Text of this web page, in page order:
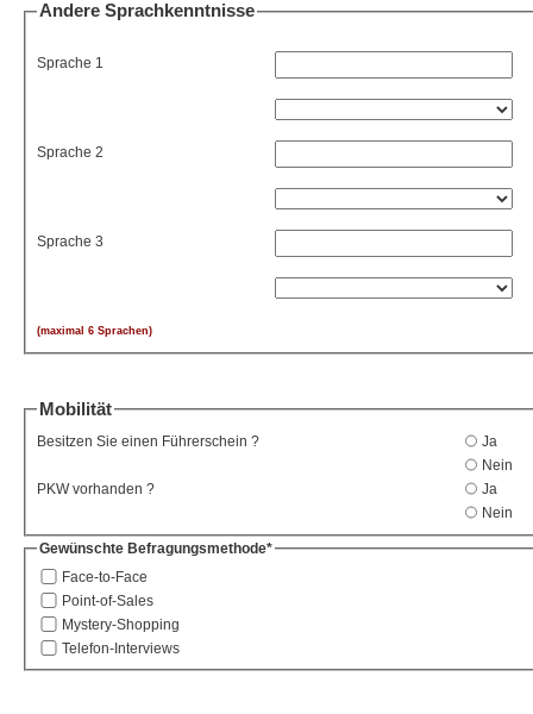
Andere Sprachkenntnisse
Sprache 1
Sprache 2
Sprache 3
(maximal 6 Sprachen)
Mobilität
Besitzen Sie einen Führerschein ?
Ja
Nein
PKW vorhanden ?
Ja
Nein
Gewünschte Befragungsmethode*
Face-to-Face
Point-of-Sales
Mystery-Shopping
Telefon-Interviews